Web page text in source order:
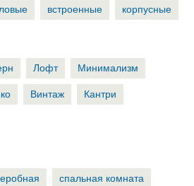
встроенные корпусные
Лофт
Минимализм
Винтаж
Кантри
спальная комната